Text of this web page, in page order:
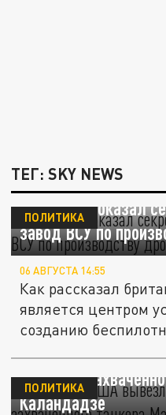
ТЕГ: SKY NEWS
Sky News показал
завод ВСУ по
ПОЛИТИКА
06 АВГУСТА 14:55
Как рассказал
является центром
созданию
Sky News: США
капитана
Каландадзе
ПОЛИТИКА